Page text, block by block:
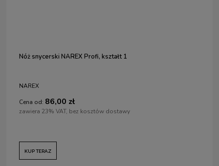
Nóż snycerski NAREX Profi, kształt 1
NAREX
Cena od: 86,00 zł
zawiera 23% VAT, bez kosztów dostawy
KUP TERAZ